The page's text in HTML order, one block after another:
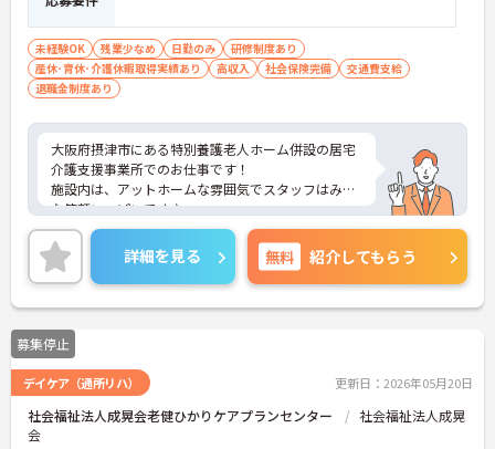
未経験OK 残業少なめ 日勤のみ
研修制度あり
産休･育休･介護休暇取得実績あり
高収入 社会保険完備
交通費支給
退職金制度あり
大阪府摂津市にある特別養護老人ホーム併設の居宅
介護支援事業所でのお仕事です！
施設内は、アットホームな雰囲気でスタッフはみん
な笑顔いっぱいです♪
必要な経験はありません！さまざまな研修や支えて
くれる先輩がいるので、未経験の方や新卒の方、ブ
ランクがある方でも安心して就業いただけます。
また、残業もほとんどないので、プライベートとの
両立もしやすい環境♪
ご興味がある方は是非一度マイナビまでお問合せく
ださい。さらに詳細などお伝えします！
詳細を見る 無料 紹介してもらう
募集停止
デイケア（通所リハ） 更新日：2026年05月20日
社会福祉法人成晃会老健ひかりケアプランセンター
社会福祉法人成晃
会